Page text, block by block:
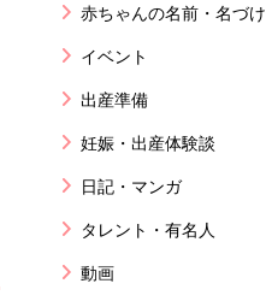
赤ちゃんの名前・名づけ
イベント
出産準備
妊娠・出産体験談
日記・マンガ
タレント・有名人
動画